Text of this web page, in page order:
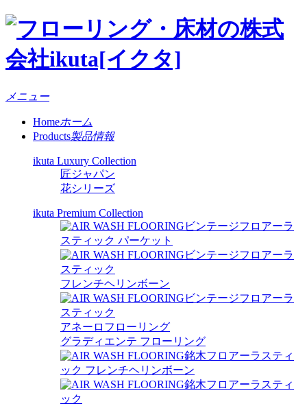
メニュー
Homeホーム
Products製品情報
ikuta Luxury Collection
匠ジャパン
花シリーズ
ikuta Premium Collection
ビンテージフロアーラ
スティック パーケット
ビンテージフロアーラ
スティック
フレンチヘリンボーン
ビンテージフロアーラ
スティック
アネーロフローリング
グラディエンテ フローリング
銘木フロアーラスティ
ック フレンチヘリンボーン
銘木フロアーラスティ
ック